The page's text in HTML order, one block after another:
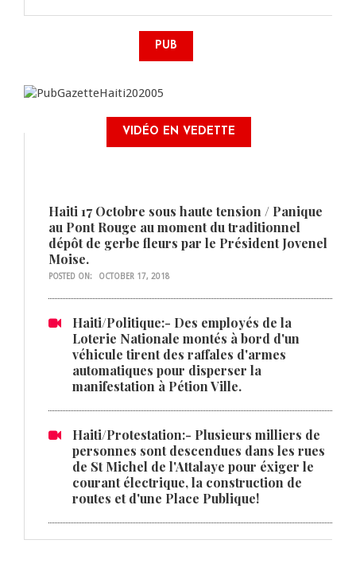
PUB
VIDÉO EN VEDETTE
Haiti 17 Octobre sous haute tension / Panique
au Pont Rouge au moment du traditionnel
dépôt de gerbe fleurs par le Président Jovenel
Moise.
POSTED ON: OCTOBER 17, 2018
Haiti/Politique:- Des employés de la
Loterie Nationale montés à bord d'un
véhicule tirent des raffales d'armes
automatiques pour disperser la
manifestation à Pétion Ville.
Haiti/Protestation:- Plusieurs milliers de
personnes sont descendues dans les rues
de St Michel de l'Attalaye pour éxiger le
courant électrique, la construction de
routes et d'une Place Publique!